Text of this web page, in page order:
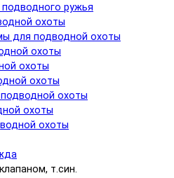
ружья
охоты
для подводной охоты
охоты
охоты
охоты
охоты
охоты
охоты
т.син.